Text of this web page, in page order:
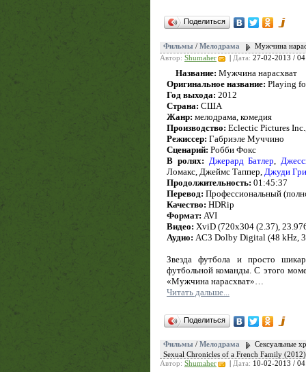
Поделиться
Фильмы / Мелодрама
Мужчина
Автор: Shumaher Дата: 27-02-2013 /
Название: Мужчина нарасхват
Оригинальное название: Playing
Год выхода: 2012
Страна: США
Жанр: мелодрама, комедия
Производство: Eclectic Pictures
Режиссер: Габриэле Муччино
Сценарий: Робби Фокс
В ролях: Джерард Батлер
Ломакс, Джеймс Таппер, Джуди
Продолжительность: 01:45:37
Перевод: Профессиональный
Качество: HDRip
Формат: AVI
Видео: XviD (720x304 (2.37),
Аудио: AC3 Dolby Digital (48 kHz,
Звезда футбола и просто
футбольной команды. С этого
«Мужчина нарасхват»…
Читать дальше...
Поделиться
Фильмы / Мелодрама
Сексуальные
Sexual Chronicles of a French Family
Автор: Shumaher Дата: 10-02-2013 /